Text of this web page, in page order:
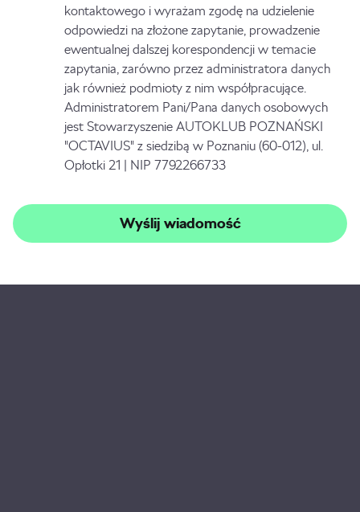
kontaktowego i wyrażam zgodę na udzielenie
odpowiedzi na złożone zapytanie, prowadzenie
ewentualnej dalszej korespondencji w temacie
zapytania, zarówno przez administratora danych
jak również podmioty z nim współpracujące.
Administratorem Pani/Pana danych osobowych
jest Stowarzyszenie AUTOKLUB POZNAŃSKI
"OCTAVIUS" z siedzibą w Poznaniu (60-012), ul.
Opłotki 21 | NIP 7792266733